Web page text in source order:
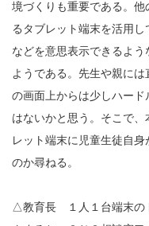
境づくりも重要である。
るタブレット端末を活用
などを意思表示できるよ
ようである。先生や親に
の画面上からは少しハー
はないかと思う。そこで
レット端末に児童生徒自
のか尋ねる。
△教育長 １人１台端末の